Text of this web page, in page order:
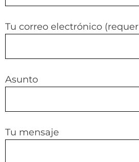
Tu correo electrónico
Asunto
Tu mensaje